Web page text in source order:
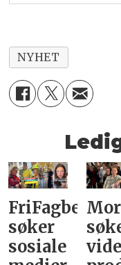
NYHET
søker
sosiale